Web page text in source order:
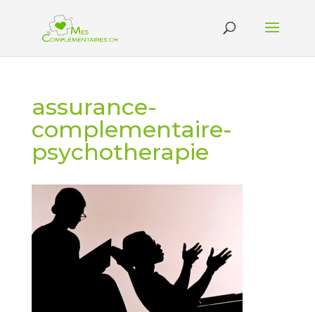
assurance-
complementaire-
psychotherapie